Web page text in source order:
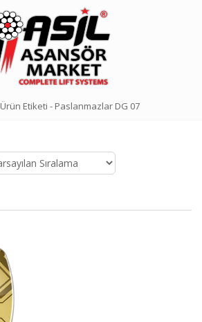
Ürün Etiketi - Paslanmazlar DG 07